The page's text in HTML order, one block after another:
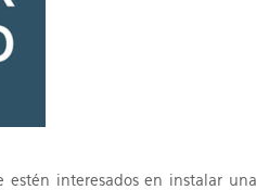
interesados en instalar